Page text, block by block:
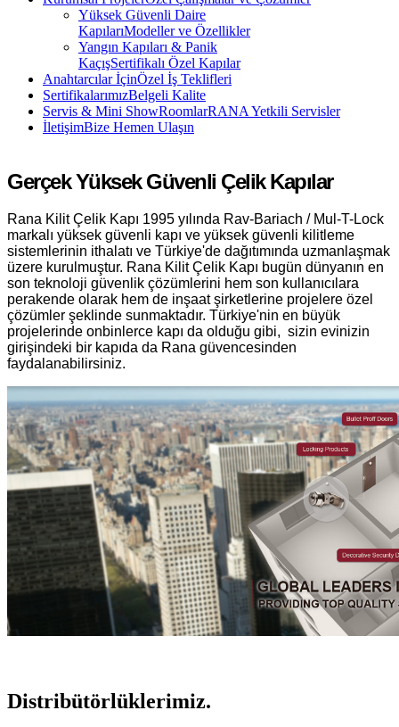
Yüksek Güvenli Daire
KapılarıModeller ve Özellikler
Yangın Kapıları & Panik
KaçışSertifikalı Özel Kapılar
Anahtarcılar İçinÖzel İş Teklifleri
SertifikalarımızBelgeli Kalite
Servis & Mini ShowRoomlarRANA Yetkili Servisler
İletişimBize Hemen Ulaşın
Gerçek Yüksek Güvenli Çelik Kapılar
Rana Kilit Çelik Kapı 1995 yılında Rav-Bariach / Mul-T-Lock
markalı yüksek güvenli kapı ve yüksek güvenli kilitleme
sistemlerinin ithalatı ve Türkiye'de dağıtımında uzmanlaşmak
üzere kurulmuştur. Rana Kilit Çelik Kapı bugün dünyanın en
son teknoloji güvenlik çözümlerini hem son kullanıcılara
perakende olarak hem de inşaat şirketlerine projelere özel
çözümler şeklinde sunmaktadır. Türkiye'nin en büyük
projelerinde onbinlerce kapı da olduğu gibi, sizin evinizin
girişindeki bir kapıda da Rana güvencesinden
faydalanabilirsiniz.
Distribütörlüklerimiz.